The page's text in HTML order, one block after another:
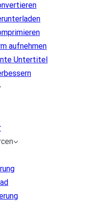
aufnehmen
Untertitel